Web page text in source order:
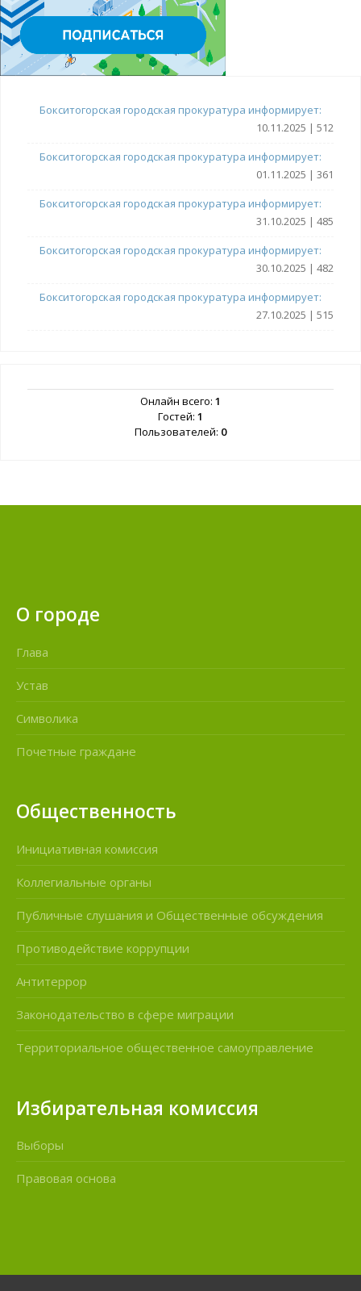
Бокситогорская городская прокуратура информирует:
10.11.2025 | 512
Бокситогорская городская прокуратура информирует:
01.11.2025 | 361
Бокситогорская городская прокуратура информирует:
31.10.2025 | 485
Бокситогорская городская прокуратура информирует:
30.10.2025 | 482
Бокситогорская городская прокуратура информирует:
27.10.2025 | 515
Онлайн всего: 1
Гостей: 1
Пользователей: 0
О городе
Глава
Устав
Символика
Почетные граждане
Общественность
Инициативная комиссия
Коллегиальные органы
Публичные слушания и Общественные обсуждения
Противодействие коррупции
Антитеррор
Законодательство в сфере миграции
Территориальное общественное самоуправление
Избирательная комиссия
Выборы
Правовая основа